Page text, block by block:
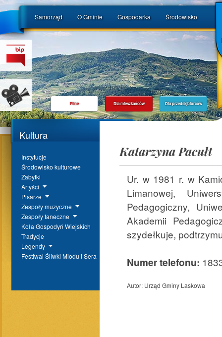
Samorząd O Gminie Gospodarka Środowisko
Pilne Dla mieszkańców Dla przedsiębiorców
Kultura
Instytucje
Środowisko kulturowe
Zabytki
Artyści
Pisarze
Zespoły muzyczne
Zespoły taneczne
Koła Gospodyń Wiejskich
Tradycje
Legendy
Festiwal Śliwki Miodu i Sera
Katarzyna Pacułt
Ur. w 1981 r. w
Limanowej,
Pedagogiczny,
Akademii
szydełkuje,
Numer telefonu:
Autor: Urząd Gminy Laskowa